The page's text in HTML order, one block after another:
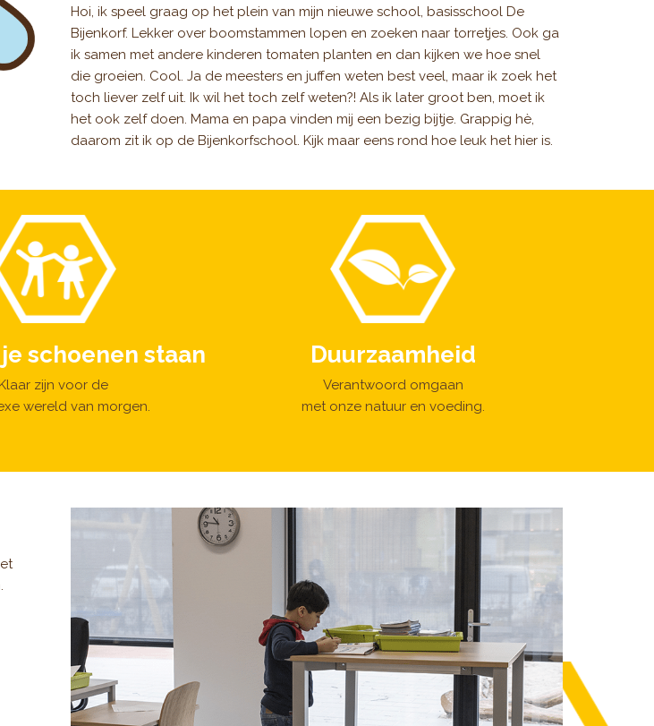
Hoi, ik speel graag op het plein van mijn nieuwe school, basisschool De
Bijenkorf. Lekker over boomstammen lopen en zoeken naar torretjes. Ook ga
ik samen met andere kinderen tomaten planten en dan kijken we hoe snel
die groeien. Cool. Ja de meesters en juffen weten best veel, maar ik zoek het
toch liever zelf uit. Ik wil het toch zelf weten?! Als ik later groot ben, moet ik
het ook zelf doen. Mama en papa vinden mij een bezig bijtje. Grappig hè,
daarom zit ik op de Bijenkorfschool. Kijk maar eens rond hoe leuk het hier is.
schoenen staan
Klaar zijn voor de
wereld van morgen.
Duurzaamheid
Verantwoord omgaan
met onze natuur en voeding.